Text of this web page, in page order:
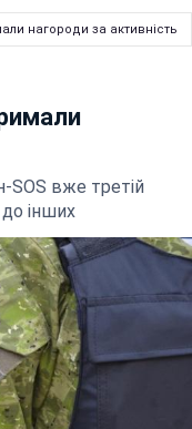
нагороди за активність
SOS вже третій
інших